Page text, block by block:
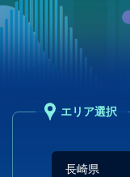
エリア選択